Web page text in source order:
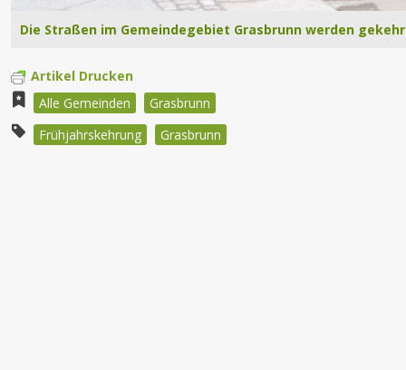
Die Straßen im Gemeindegebiet Grasbrunn werden
Artikel Drucken
Alle Gemeinden
Grasbrunn
Frühjahrskehrung
Grasbrunn